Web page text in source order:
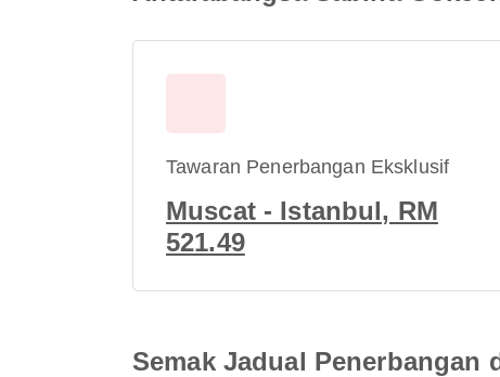
Tawaran Penerbangan Eksklusif
Muscat - Istanbul, RM
521.49
Semak Jadual Penerbangan